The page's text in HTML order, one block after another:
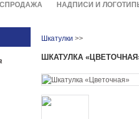
НАДПИСИ И
Шкатулки >>
ШКАТУЛКА